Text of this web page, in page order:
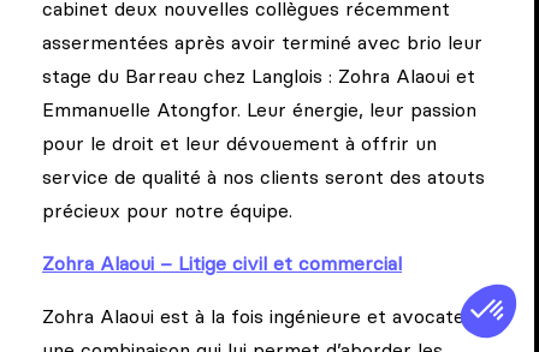
cabinet deux nouvelles collègues récemment
assermentées après avoir terminé avec brio leur
stage du Barreau chez Langlois : Zohra Alaoui et
Emmanuelle Atongfor. Leur énergie, leur passion
pour le droit et leur dévouement à offrir un
service de qualité à nos clients seront des atouts
précieux pour notre équipe.
Zohra Alaoui – Litige civil et commercial
Zohra Alaoui est à la fois ingénieure et avocate,